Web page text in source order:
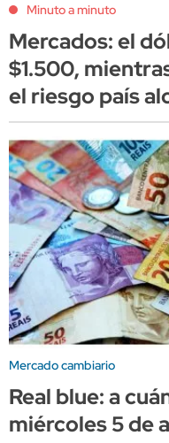
Minuto a minuto
Mercados: el
$1.500,
el riesgo país
Mercado cambiario
Real blue: a
miércoles 5 de